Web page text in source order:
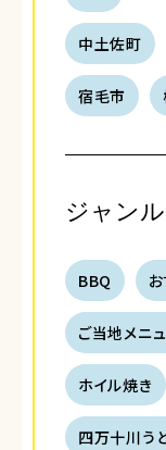
中土佐町
宿毛市
ジャンル
BBQ
ご当地メニ
ホイル焼き
四万十川う